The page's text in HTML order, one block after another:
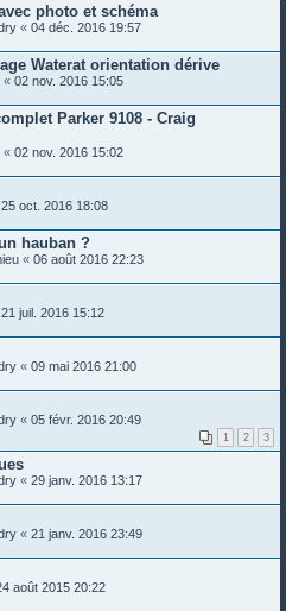
photo et schéma
« 04 déc. 2016 19:57
Waterat orientation dérive
« 02 nov. 2016 15:05
Parker 9108 - Craig
« 02 nov. 2016 15:02
25 oct. 2016 18:08
hauban ?
« 06 août 2016 22:23
21 juil. 2016 15:12
« 09 mai 2016 21:00
« 05 févr. 2016 20:49
1 2 3
« 29 janv. 2016 13:17
« 21 janv. 2016 23:49
août 2015 20:22